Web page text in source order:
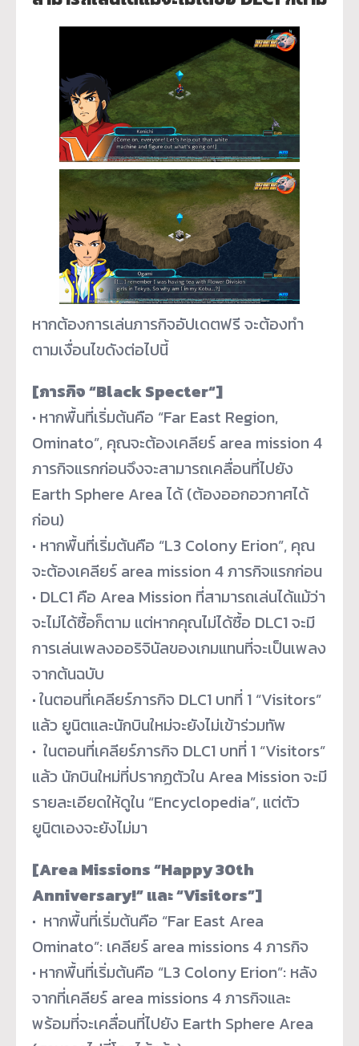
หากต้องการเล่นภารกิจอัปเดตฟรี จะต้องทำ
ตามเงื่อนไขดังต่อไปนี้
[ภารกิจ “Black Specter“]
· หากพื้นที่เริ่มต้นคือ “Far East Region,
Ominato”, คุณจะต้องเคลียร์ area mission 4
ภารกิจแรกก่อนจึงจะสามารถเคลื่อนที่ไปยัง
Earth Sphere Area ได้ (ต้องออกอวกาศได้
ก่อน)
· หากพื้นที่เริ่มต้นคือ “L3 Colony Erion”, คุณ
จะต้องเคลียร์ area mission 4 ภารกิจแรกก่อน
· DLC1 คือ Area Mission ที่สามารถเล่นได้แม้ว่า
จะไม่ได้ซื้อก็ตาม แต่หากคุณไม่ได้ซื้อ DLC1 จะมี
การเล่นเพลงออริจินัลของเกมแทนที่จะเป็นเพลง
จากต้นฉบับ
·ในตอนที่เคลียร์ภารกิจ DLC1 บทที่ 1 “Visitors”
แล้ว ยูนิตและนักบินใหม่จะยังไม่เข้าร่วมทัพ
· ในตอนที่เคลียร์ภารกิจ DLC1 บทที่ 1 “Visitors”
แล้ว นักบินใหม่ที่ปรากฏตัวใน Area Mission จะมี
รายละเอียดให้ดูใน “Encyclopedia”, แต่ตัว
ยูนิตเองจะยังไม่มา
[Area Missions “Happy 30th
Anniversary!” และ “Visitors”]
· หากพื้นที่เริ่มต้นคือ “Far East Area
Ominato”: เคลียร์ area missions 4 ภารกิจ
· หากพื้นที่เริ่มต้นคือ “L3 Colony Erion”: หลัง
จากที่เคลียร์ area missions 4 ภารกิจและ
พร้อมที่จะเคลื่อนที่ไปยัง Earth Sphere Area